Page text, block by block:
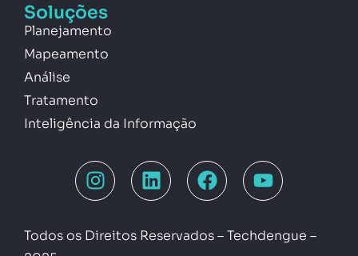
Soluções
Planejamento
Mapeamento
Análise
Tratamento
Inteligência da Informação
Todos os Direitos Reservados – Techdengue –